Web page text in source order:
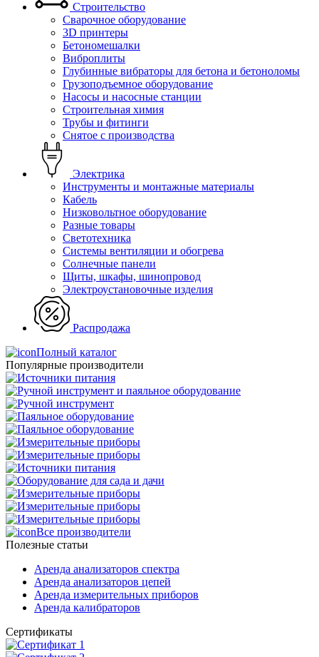
Строительство
Сварочное оборудование
3D принтеры
Бетономешалки
Виброплиты
Глубинные вибраторы для бетона и бетоноломы
Грузоподъемное оборудование
Насосы и насосные станции
Строительная химия
Трубы и фитинги
Снятое с производства
Электрика
Инструменты и монтажные материалы
Кабель
Низковольтное оборудование
Разные товары
Светотехника
Системы вентиляции и обогрева
Солнечные панели
Щиты, шкафы, шинопровод
Электроустановочные изделия
Распродажа
Полный каталог
Популярные производители
Все производители
Полезные статьи
Аренда анализаторов спектра
Аренда анализаторов цепей
Аренда измерительных приборов
Аренда калибраторов
Сертификаты